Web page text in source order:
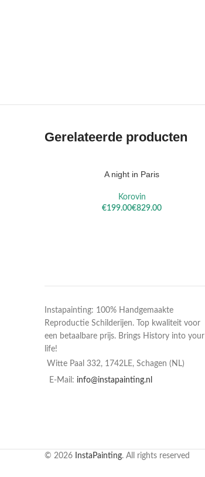
Gerelateerde producten
OPTIES SELECTERENA night in Paris
Korovin
€
€
Instapainting: 100% Handgemaakte
Reproductie Schilderijen. Top kwaliteit voor
een betaalbare prijs. Brings History into your
life!
Witte Paal 332, 1742LE, Schagen (NL)
E-Mail: info@instapainting.nl
© 2026 InstaPainting. All rights reserved